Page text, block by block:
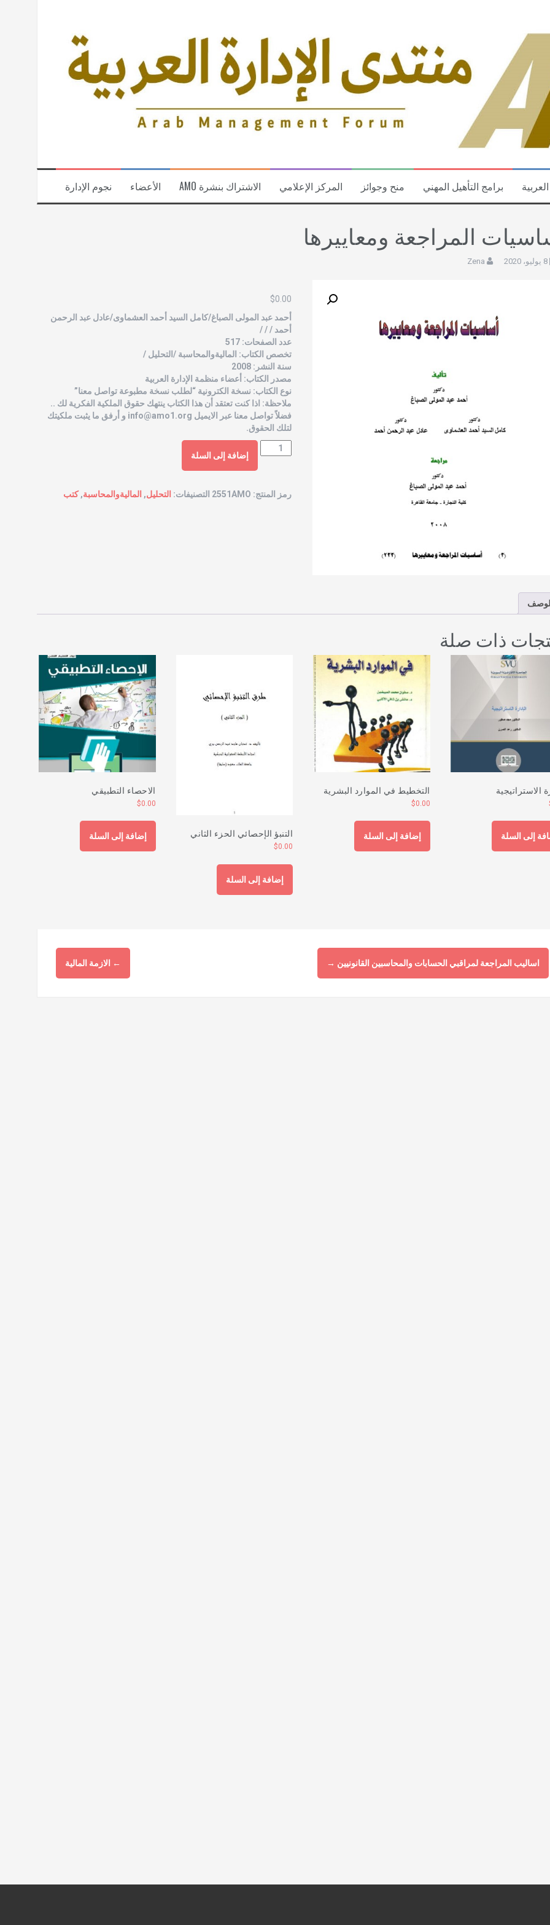
نجوم الإدارة الأعضاء الاشتراك بنشرة AMO المركز الإعلامي منح وجوائز برامج التأهيل المهني
المراجعة ومعاييرها
8 يوليو، 2020 Zena
$0.00
أﺣﻤﺪ ﻋﺒﺪ اﻟﻤﻮﻟﻰ الصباغ/كاﻣﻞ اﻟﺴﻴﺪ أحمد اﻟﻌﺸﻤﺎوى/ﻋﺎدل ﻋﺒﺪ اﻟﺮﺣﻤﻦ
أﺣﻤﺪ / / /
عدد الصفحات: 517
تخصص الكتاب: الماليةوالمحاسبة /التحليل /
سنة النشر: 2008
مصدر الكتاب: أعضاء منظمة الإدارة العربية
نوع الكتاب: نسخة الكترونية “لطلب نسخة مطبوعة تواصل معنا”
ملاحظة: اذا كنت تعتقد أن هذا الكتاب ينتهك حقوق الملكية الفكرية لك ..
فضلاً تواصل معنا عبر الايميل info@amo1.org و أرفق ما يثبت ملكيتك
لتلك الحقوق.
إضافة إلى السلة
رمز المنتج: 2551AMO التصنيفات: التحليل, الماليةوالمحاسبة,كتب
ذات صلة
الاستراتيجية
إلى السلة
التخطيط في الموارد البشرية
$0.00
إضافة إلى السلة التنبؤ الإحصائي الحزء الثاني
$0.00
إضافة إلى السلة
الاحصاء التطبيقي
$0.00
إضافة إلى السلة
← الازمة المالية اساليب المراجعة لمراقبي الحسابات والمحاسبين القانونيين →